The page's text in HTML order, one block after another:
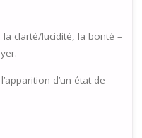
la clarté/lucidité, la bonté –
d’un état de